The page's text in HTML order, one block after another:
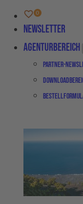
Newsletter
Agenturbereich
Partner-